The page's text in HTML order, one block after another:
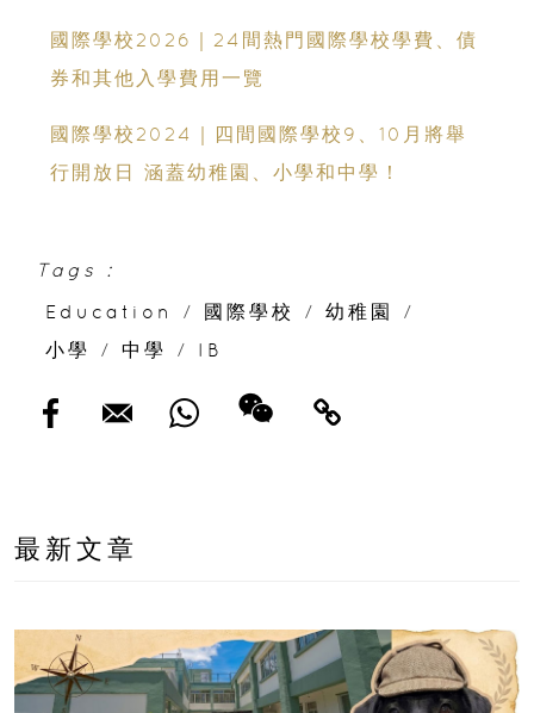
國際學校2026｜24間熱門國際學校學費、債
券和其他入學費用一覽
國際學校2024｜四間國際學校9、10月將舉
行開放日 涵蓋幼稚園、小學和中學！
Tags :
Education
/ 國際學校 / 幼稚園
/
小學
/ 中學 / IB
最新文章